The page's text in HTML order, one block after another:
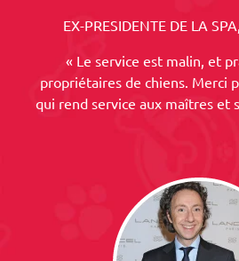
EX-PRESIDENTE DE LA
« Le service est malin, et
propriétaires de chiens. Merci
qui rend service aux maîtres et